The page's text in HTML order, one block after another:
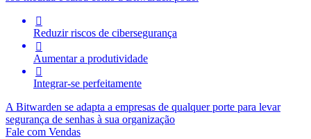

Reduzir riscos de cibersegurança

Aumentar a produtividade

Integrar-se perfeitamente
A Bitwarden se adapta a empresas de qualquer porte para levar
segurança de senhas à sua organização
Fale com Vendas